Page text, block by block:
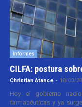
Informes
CILFA: postura
Christian Atance - 18/03/
Hoy el gobierno
farmacéuticas y ya